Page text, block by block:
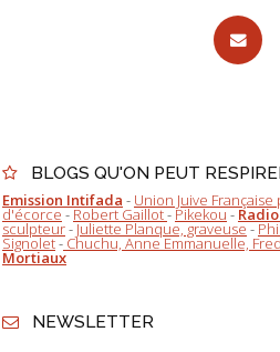
BLOGS QU'ON PEUT
Emission Intifada - Union Juive Française
d'écorce-Robert Gaillot-Pikekou-
sculpteur-Juliette Planque, graveuse-
Signolet-Chuchu, Anne Emmanuelle,
Mortiaux
NEWSLETTER